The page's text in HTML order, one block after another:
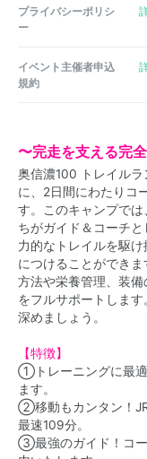
プライバシーポリシ
ー
イベント主催者申込
規約
〜完走を支える完
奥信濃100 トレイル
に、2日間にわたりコ
す。このキャンプで
ちがガイド＆コーチ
力的なトレイルを駆
につけることができ
方法や栄養管理、装
をフルサポートしま
深めましょう。
【特徴】
①トレーニングに最適
ます。
②移動もカンタン！
最速109分。
③最強のガイド！コー